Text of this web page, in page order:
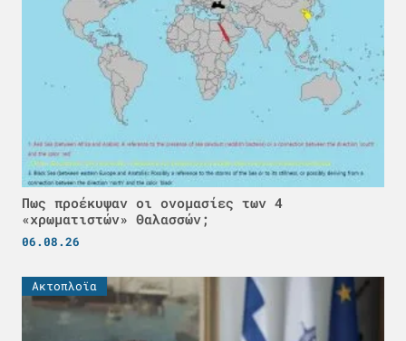
Πως προέκυψαν οι ονομασίες των 4
«χρωματιστών» Θαλασσών;
06.08.26
Ακτοπλοϊα